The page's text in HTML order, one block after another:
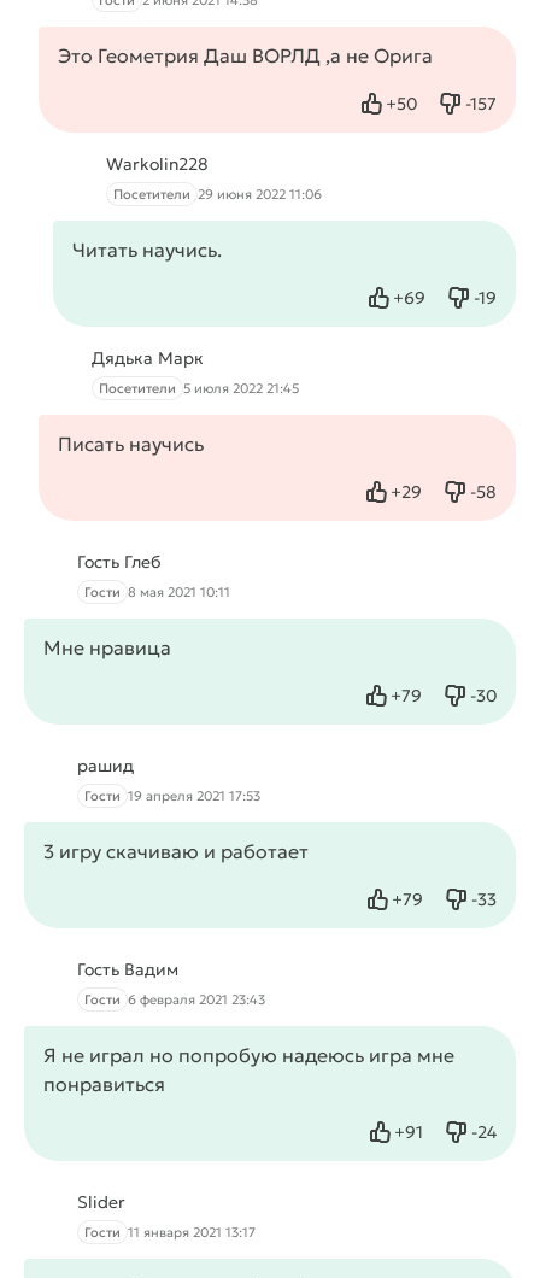
Это Геометрия Даш ВОРЛД ,а не Орига
+50
Нравится -157
Не
Warkolin228
Посетители 29 июня 2022 11:06
Читать научись.
+69
Нравится -19
Не
Дядька Марк
Посетители 5 июля 2022 21:45
Писать научись
+29
Нравится -58
Не
Гость Глеб
Гости 8 мая 2021 10:11
Мне нравица
+79
Нравится -30
Не
рашид
Гости 19 апреля 2021 17:53
3 игру скачиваю и работает
+79
Нравится -33
Не
Гость Вадим
Гости 6 февраля 2021 23:43
Я не играл но попробую надеюсь игра мне
понравиться
+91
Нравится -24
Не
Slider
Гости 11 января 2021 13:17